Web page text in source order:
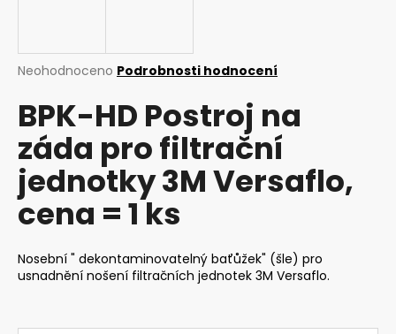
Průměrné
produktu
je
z
5
hvězdiček.
Neohodnoceno Podrobnosti hodnocení
BPK-HD Postroj na
záda pro filtrační
jednotky 3M Versaflo,
cena = 1 ks
Nosební " dekontaminovatelný baťůžek" (šle) pro
usnadnění nošení filtračních jednotek 3M Versaflo.
j
í
?
HLEDAT
D